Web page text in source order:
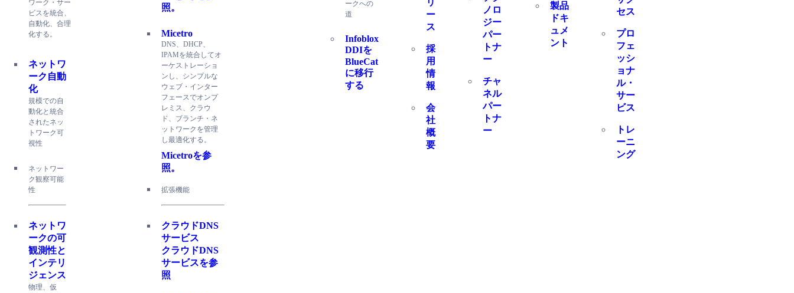
ワーク・サー
ビスを統合、
自動化、合理
化する。
ネットワ
ーク自動
化
規模での自
動化と統合
されたネッ
トワーク可
視性
ネットワー
ク観察可能
性
ネットワ
ークの可
観測性と
インテリ
ジェンス
物理、仮
照。
Micetro
DNS、DHCP、
IPAMを統合してオ
ーケストレーショ
ンし、シンプルな
ウェブ・インター
フェースでオンプ
レミス、クラウ
ド、ブランチ・ネ
ットワークを管理
し最適化する。
Micetroを参
照。
拡張機能
クラウドDNS
サービス
クラウドDNS
サービスを参
照
ークへの
道
Infoblox
DDIを
BlueCat
に移行
する
リ
ー
ス
採
用
情
報
会
社
概
要
ノロ
ジー
パー
トナ
ー
チャ
ネル
パー
トナ
ー
製品
ドキ
ュメ
ント
セス
プロ
フェ
ッシ
ョナ
ル・
サー
ビス
トレ
ーニ
ング